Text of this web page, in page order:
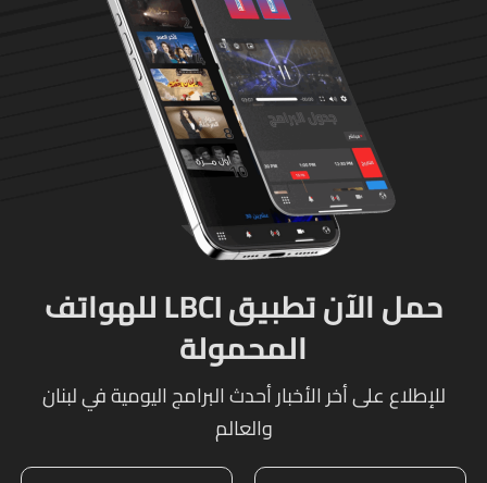
حمل الآن تطبيق LBCI للهواتف
المحمولة
للإطلاع على أخر الأخبار أحدث البرامج اليومية في لبنان
والعالم